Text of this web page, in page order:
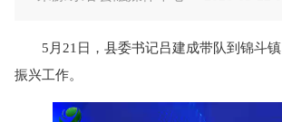
5月21日，县委书记吕建成带队到锦斗镇
振兴工作。